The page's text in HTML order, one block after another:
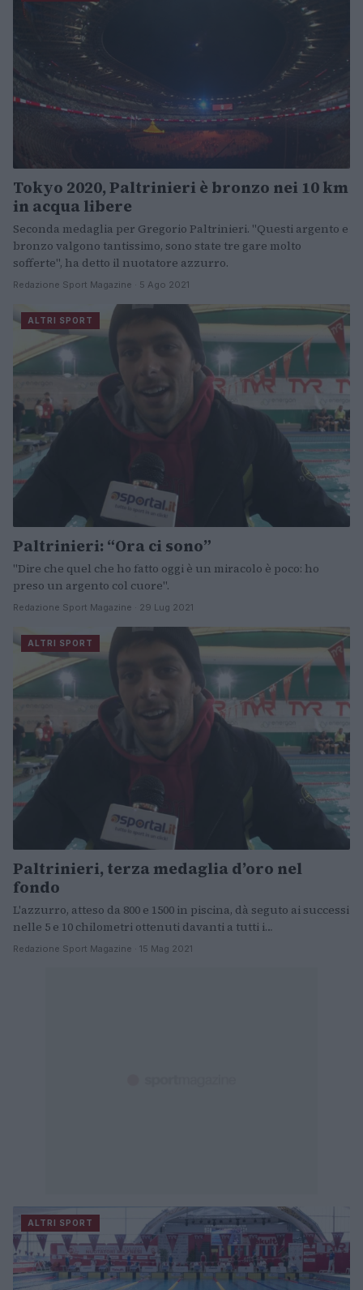
Tokyo 2020, Paltrinieri è bronzo nei 10 km
in acqua libere
Seconda medaglia per Gregorio Paltrinieri. "Questi argento e
bronzo valgono tantissimo, sono state tre gare molto
sofferte", ha detto il nuotatore azzurro.
Redazione Sport Magazine · 5 Ago 2021
ALTRI SPORT
Paltrinieri: “Ora ci sono”
"Dire che quel che ho fatto oggi è un miracolo è poco: ho
preso un argento col cuore".
Redazione Sport Magazine · 29 Lug 2021
ALTRI SPORT
Paltrinieri, terza medaglia d’oro nel
fondo
L'azzurro, atteso da 800 e 1500 in piscina, dà seguto ai successi
nelle 5 e 10 chilometri ottenuti davanti a tutti i…
Redazione Sport Magazine · 15 Mag 2021
ALTRI SPORT